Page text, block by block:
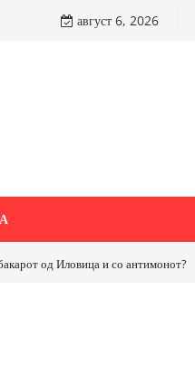
август 6, 2026
од Иловица и со антимонот?